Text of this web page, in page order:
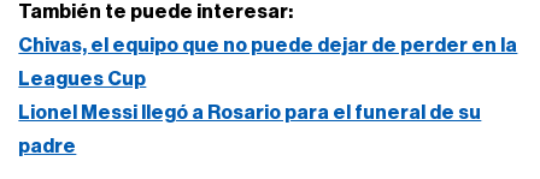
También te puede interesar:
Chivas, el equipo que no puede dejar de perder en la
Leagues Cup
Lionel Messi llegó a Rosario para el funeral de su
padre